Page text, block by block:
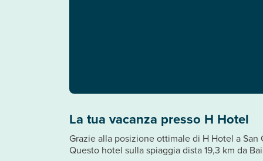
La tua vacanza presso H Hotel
Grazie alla posizione ottimale di H Hotel a
Questo hotel sulla spiaggia dista 19,3 km da